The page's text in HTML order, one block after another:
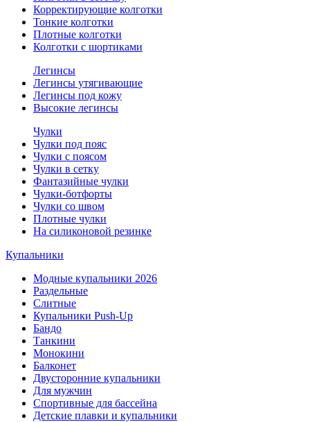
Корректирующие колготки
Тонкие колготки
Плотные колготки
Колготки с шортиками
Легинсы
Легинсы утягивающие
Легинсы под кожу
Высокие легинсы
Чулки
Чулки под пояс
Чулки с поясом
Чулки в сетку
Фантазийные чулки
Чулки-ботфорты
Чулки со швом
Плотные чулки
На силиконовой резинке
Купальники
Модные купальники 2026
Раздельные
Слитные
Купальники Push-Up
Бандо
Танкини
Монокини
Балконет
Двусторонние купальники
Для мужчин
Спортивные для бассейна
Детские плавки и купальники